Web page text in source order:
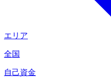
エリア
全国
自己資金